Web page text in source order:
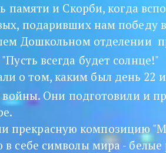
памяти и Скорби, когда
подаривших нам победу
Дошкольном отделении
всегда будет солнце!"
о том, каким был день 22
войны. Они подготовили и
прекрасную композицию
себе символы мира -